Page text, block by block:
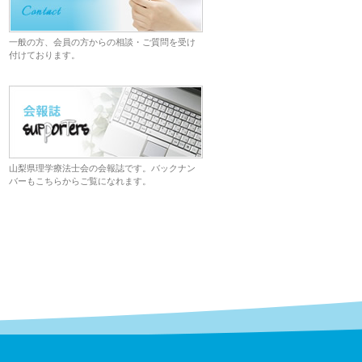
一般の方、会員の方からの相談・ご質問を受け
付けております。
山梨県理学療法士会の会報誌です。バックナン
バーもこちらからご覧になれます。